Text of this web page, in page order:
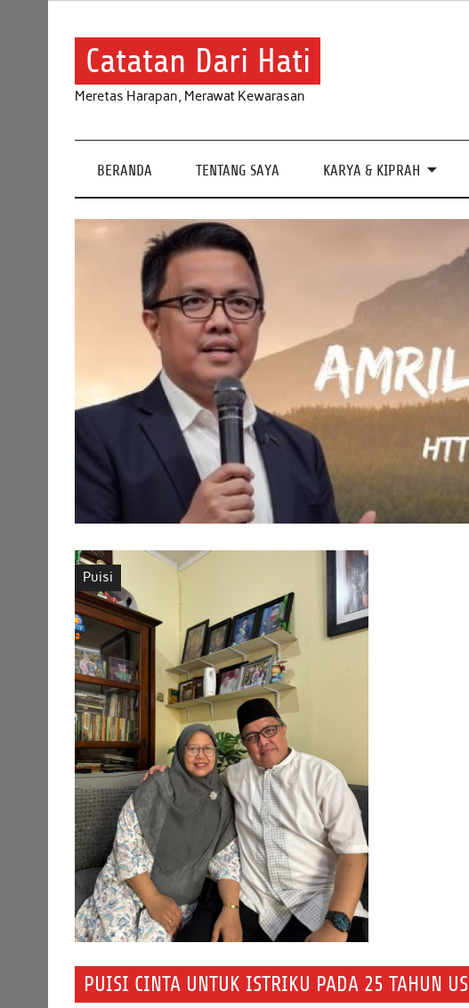
Catatan Dari Hati
Meretas Harapan, Merawat Kewarasan
BERANDA TENTANG SAYA KARYA & KIPRAH
Puisi
PUISI CINTA UNTUK ISTRIKU PADA 25 TAHUN